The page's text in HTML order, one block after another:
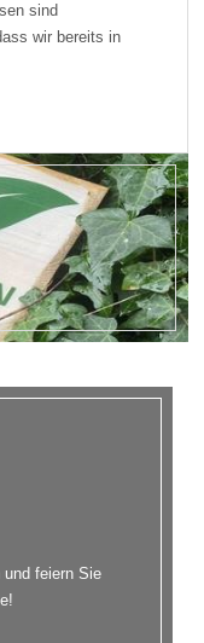
sind
wir bereits in
feiern Sie